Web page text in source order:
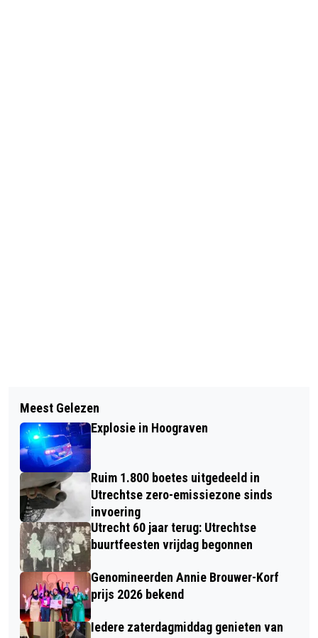
RIJK EN REGIO UTRECHT MAKEN
AFSPRAKEN OVER VOORLOPIG
VOORKEURSALTERNATIEF
MERWEDELIJN
UTRECHT VERSTEVIGT WERK- EN
INKOMENSONDERSTEUNING
Meest Gelezen
Explosie in Hoograven
Ruim 1.800 boetes uitgedeeld in
Utrechtse zero-emissiezone sinds
invoering
Utrecht 60 jaar terug: Utrechtse
buurtfeesten vrijdag begonnen
Genomineerden Annie Brouwer-Korf
prijs 2026 bekend
Iedere zaterdagmiddag genieten van